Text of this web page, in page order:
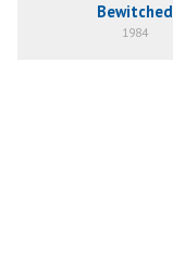
Bewitched
1984